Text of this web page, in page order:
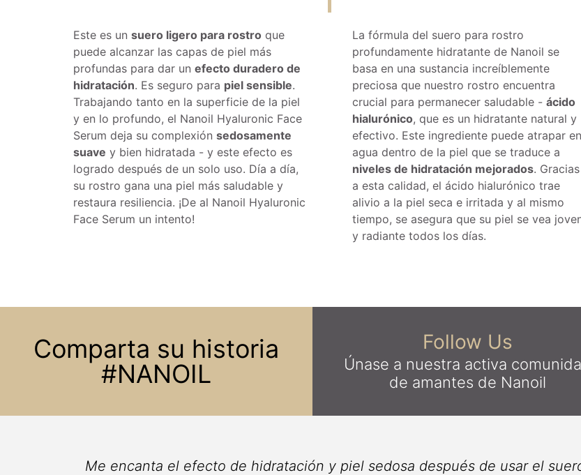
Este es un suero ligero para rostroque
puede alcanzar las capas de piel más
profundas para dar un efecto duradero de
hidratación. Es seguro para piel sensible.
Trabajando tanto en la superficie de la piel
y en lo profundo, el Nanoil Hyaluronic Face
Serum deja su complexión sedosamente
suave y bien hidratada - y este efecto es
logrado después de un solo uso. Día a día,
su rostro gana una piel más saludable y
restaura resiliencia. ¡De al Nanoil Hyaluronic
Face Serum un intento!
La fórmula del suero para rostro
profundamente hidratante de Nanoil se
basa en una sustancia increíblemente
preciosa que nuestro rostro encuentra
crucial para permanecer saludable - ácido
hialurónico, que es un hidratante natural y
efectivo. Este ingrediente puede atrapar en
agua dentro de la piel que se traduce a
niveles de hidratación mejorados. Gracias
a esta calidad, el ácido hialurónico trae
alivio a la piel seca e irritada y al mismo
tiempo, se asegura que su piel se vea
y radiante todos los días.
Comparta su historia
#NANOIL
Follow Us
Únase a nuestra activa
de amantes de Nanoil
¡La piel de mi rostro nunca se ha sentido han hidratada! ¡Las líneas finas y